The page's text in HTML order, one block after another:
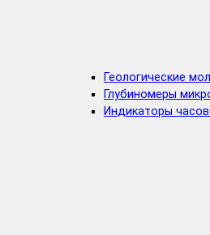
Геологические
Глубиномеры
Индикаторы